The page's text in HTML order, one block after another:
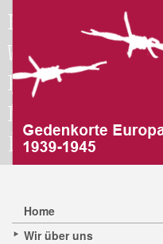
Home
Wir über uns